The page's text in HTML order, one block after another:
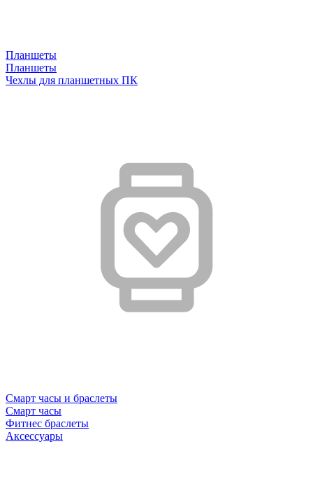
Планшеты
Планшеты
Чехлы для планшетных ПК
Смарт часы и браслеты
Смарт часы
Фитнес браслеты
Аксессуары